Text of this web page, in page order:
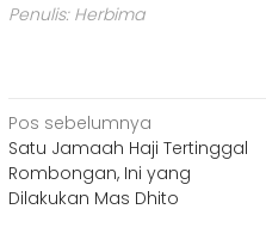
Penulis: Herbima
Navigasi
pos
Pos sebelumnya
Satu Jamaah Haji Tertinggal
Rombongan, Ini yang
Dilakukan Mas Dhito